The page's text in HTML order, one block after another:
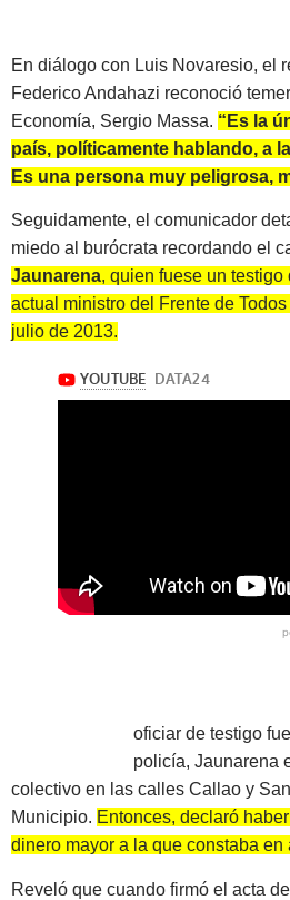
En diálogo con Luis Novaresio, el
Federico Andahazi reconoció
Economía, Sergio Massa. “Es la
país, políticamente hablando, a
Es una persona muy peligrosa,
Seguidamente, el comunicador
miedo al burócrata recordando el
Jaunarena, quien fuese un testigo
actual ministro del Frente de
julio de 2013.
oficiar de testigo
policía, Jaunarena
colectivo en las calles Callao y
Municipio. Entonces, declaró
dinero mayor a la que constaba en
Reveló que cuando firmó el acta